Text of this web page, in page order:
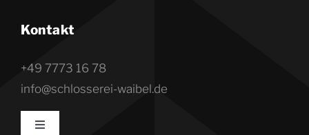
Kontakt
+49 7773 16 78
info@schlosserei-waibel.de
Toggle